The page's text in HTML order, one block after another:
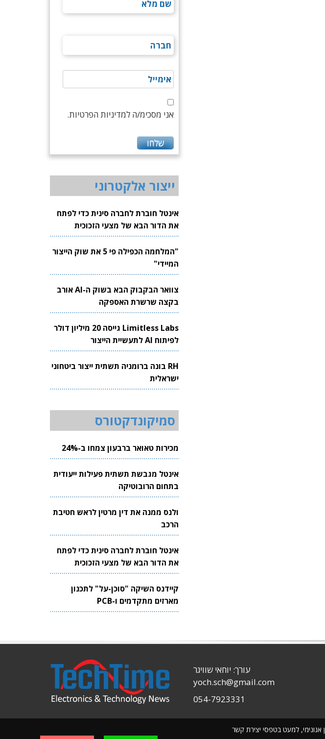
אני מסכימ/ה למדיניות הפרטיות.
ייצור אלקטרוני
אינטל חוברת לחברה סינית כדי לפתח
את הדור הבא של מצעי הזכוכית
לשבבים
"המלחמה הכפילה פי 5 את שוק הייצור
המיידי"
צוואר הבקבוק הבא בשוק ה-AI אורב
בקצה שרשרת האספקה
Limitless Labs גייסה 20 מיליון דולר
לפיתוח AI לתעשיית הייצור
RH בונה ברומניה תשתית ייצור ביטחוני
ישראלית
סמיקונדקטורס
מכירות טאואר ברבעון צמחו ב-24%
אינטל מגבשת תשתית פעילות ייעודית
בתחום הרובוטיקה
ולנס ממנה את דין מרטין לראש חטיבת
הרכב
אינטל חוברת לחברה סינית כדי לפתח
את הדור הבא של מצעי הזכוכית
לשבבים
קיידנס השיקה "סוכן-על" לתכנון
מארזים מתקדמים ו-PCB
אנונימי, למעט בטפסי יצירת קשר
עורך: יוחאי שוויגר
yoch.sch@gmail.com
054-7923331